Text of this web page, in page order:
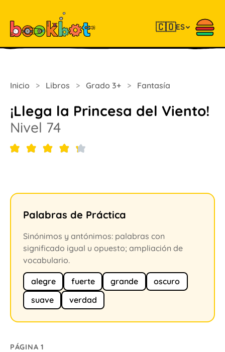
🇨🇴ES
Inicio > Libros > Grado 3+ > Fantasía
¡Llega la Princesa del Viento!
Nivel 74
Palabras de Práctica
Sinónimos y antónimos: palabras con
significado igual u opuesto; ampliación de
vocabulario.
alegre fuerte grande
oscuro
suave
verdad
PÁGINA 1